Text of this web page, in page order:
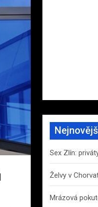
Sex Zlín:
Želvy v
Mrázová